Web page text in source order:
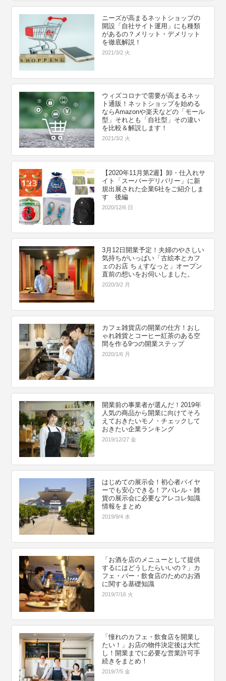
ニーズが高まるネットショップの
開設「自社サイト運用」にも種類
があるの？メリット・デメリット
を徹底解説！
2021/3/2 火
ウィズコロナで需要が高まるネッ
ト通販！ネットショップを始める
ならAmazonや楽天などの「モール
型」それとも「自社型」その違い
を比較＆解説します！
2021/3/2 火
【2020年11月第2週】卸・仕入れサ
イト「スーパーデリバリー」に新
規出展された企業6社をご紹介しま
す 後編
2020/12/6 日
3月12日開業予定！夫婦のやさしい
気持ちがいっぱい「古絵本とカフ
ェのお店 ちぇすなっと」オープン
直前の想いをお伺いしました。
2020/3/2 月
カフェ雑貨店の開業の仕方！おし
ゃれ雑貨とコーヒー紅茶のある空
間を作る9つの開業ステップ
2020/1/6 月
開業前の事業者が選んだ！2019年
人気の商品から開業に向けてそろ
えておきたいモノ・チェックして
おきたい企業ランキング
2019/12/27 金
はじめての展示会！初心者バイヤ
ーでも安心できる！アパレル・雑
貨の展示会に必要なアレコレ知識
情報をまとめ
2019/9/4 水
「お酒を店のメニューとして提供
するにはどうしたらいいの？」カ
フェ・バー・飲食店のためのお酒
に関する基礎知識
2019/7/16 火
「憧れのカフェ・飲食店を開業し
たい！」お店の物件決定後は大忙
し！開業までに必要な営業許可手
続きをまとめ！
2019/7/5 金